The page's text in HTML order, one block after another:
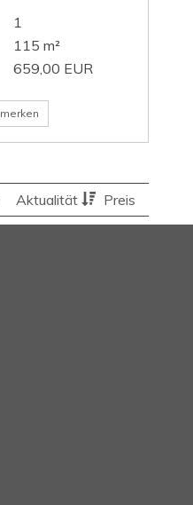
1
115 m²
659,00 EUR
merken
Aktualität Preis